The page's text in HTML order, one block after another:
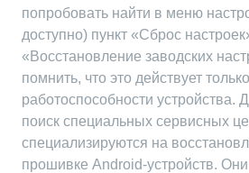
попробовать найти в меню
доступно) пункт «Сброс
«Восстановление заводских
помнить, что это действует
работоспособности устройства.
поиск специальных сервисных
специализируются на
прошивке Android-устройств.